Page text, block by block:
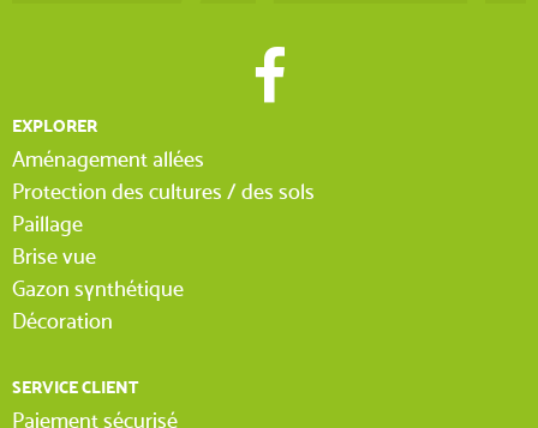
EXPLORER
Aménagement allées
Protection des cultures / des sols
Paillage
Brise vue
Gazon synthétique
Décoration
SERVICE CLIENT
Paiement sécurisé